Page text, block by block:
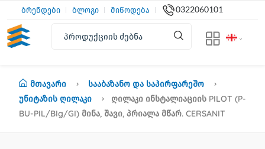
ბრენდები ბლოგი მიწოდება 0322060101
Მთავარი
Სააბაზანო Და Საპირფარეშო
Უნიტაზის Ღილაკი
Ღილაკი Ინსტალიაციის PILOT (P-
BU-PIL/BIg/GI) Მინა, Შავი, Პრიალა Მწარ. CERSANIT